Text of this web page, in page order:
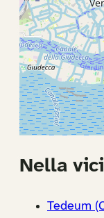
Nella
Tedeum